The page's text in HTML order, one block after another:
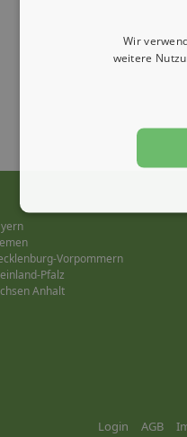
Vorpommern
Pfalz
Anhalt
Login AGB
Wir
weitere